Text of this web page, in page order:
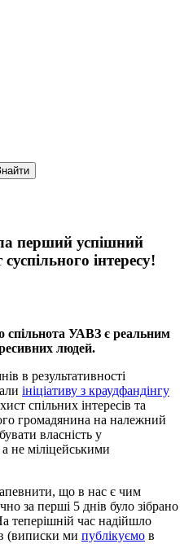
перший успішний
інтересу!
УАВЗ є реальним
людей.
в результативності
ініціативу з краудфандінгу
спільних інтересів та
громадянина на належний
власність у
не міліцейськими
що в нас є чим
за перші 5 днів було зібрано
теперішній час надійшло
(виписки ми публікуємо в